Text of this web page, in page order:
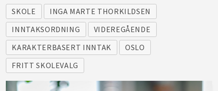
SKOLE
INGA MARTE THORKILDSEN
INNTAKSORDNING
VIDEREGÅENDE
KARAKTERBASERT INNTAK
OSLO
FRITT SKOLEVALG